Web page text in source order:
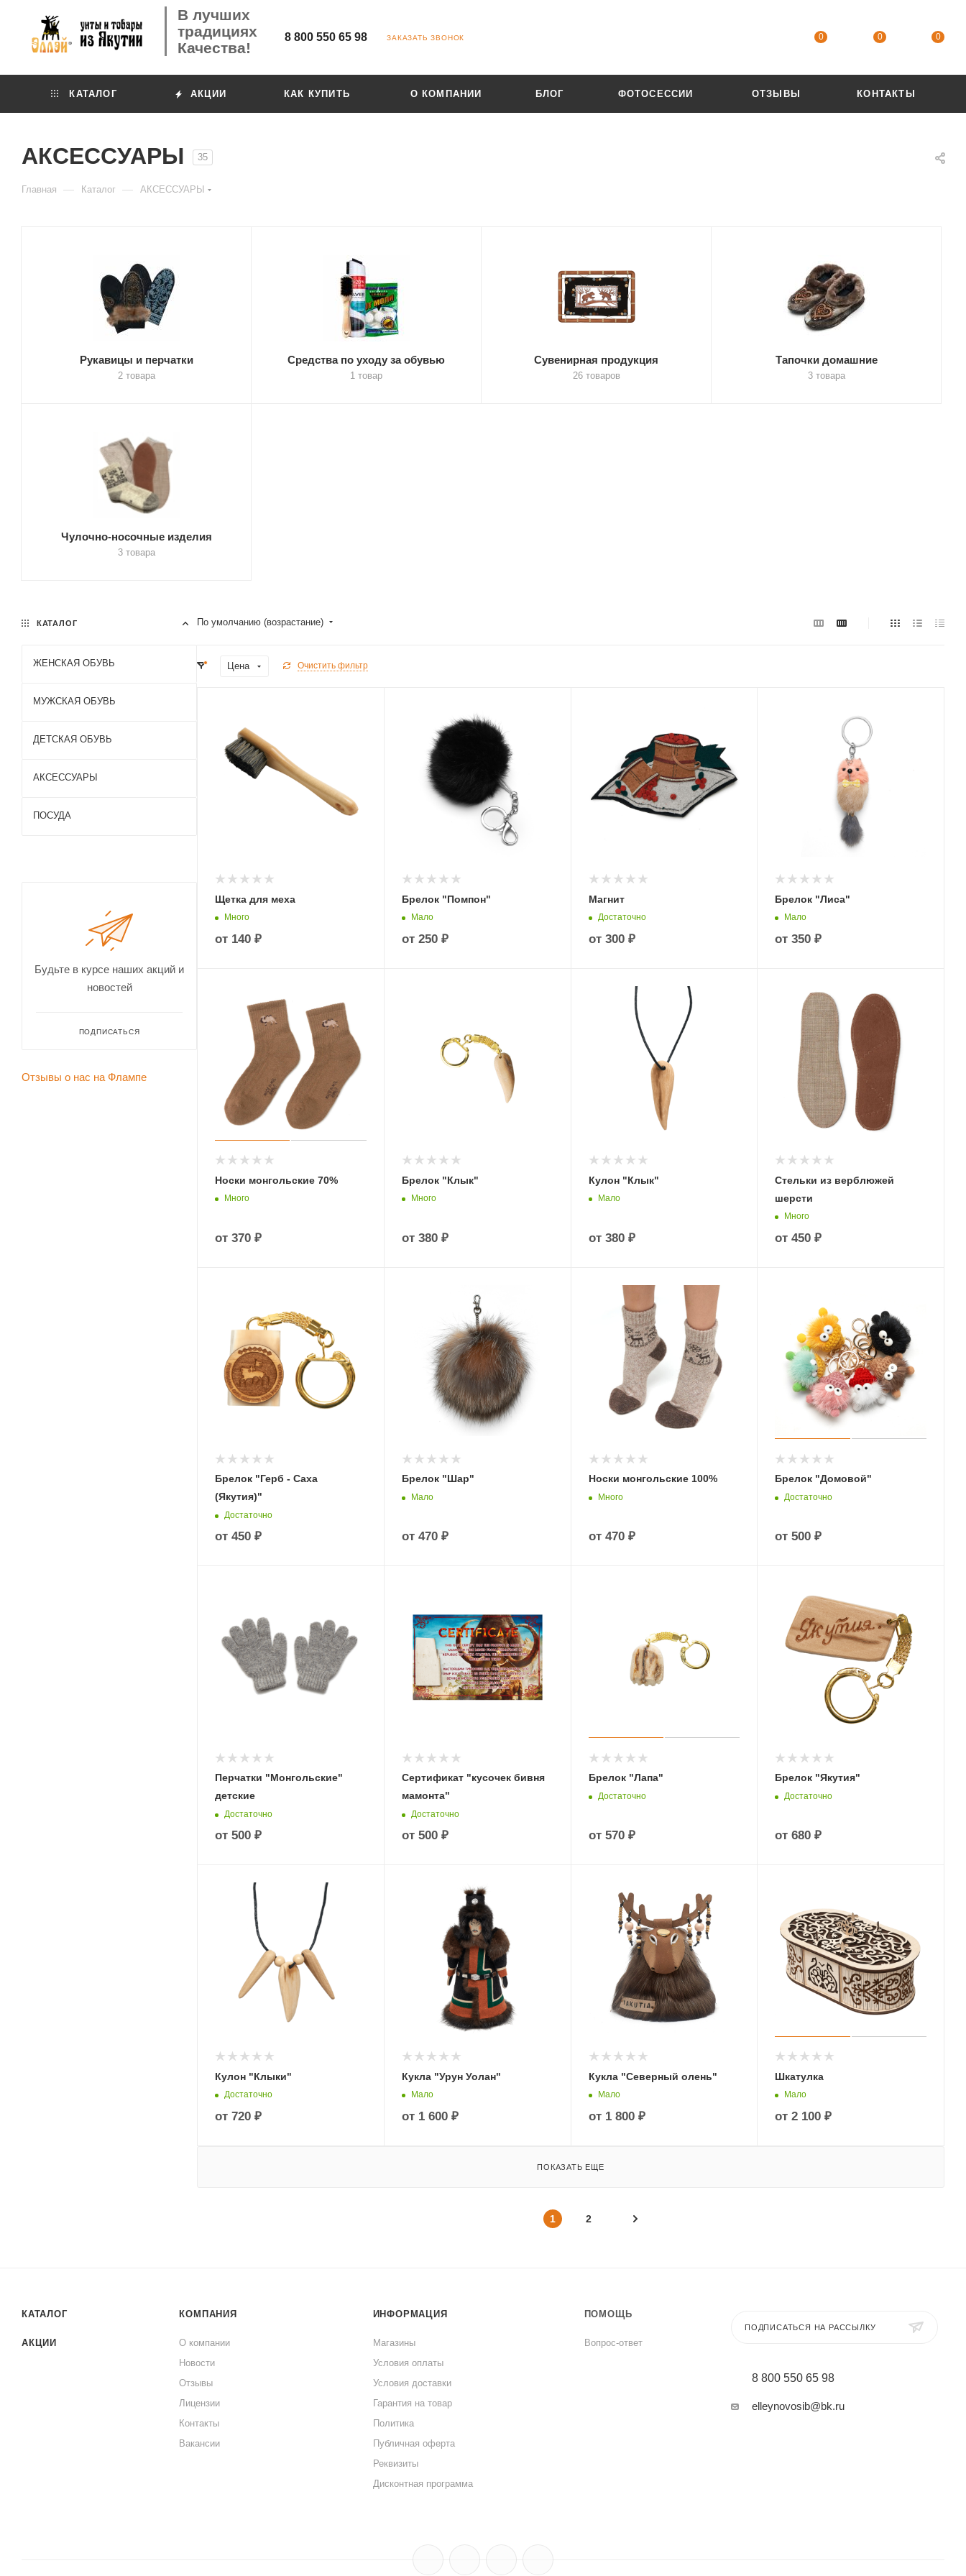
В лучших
традициях
Качества!
8 800 550 65 98 ЗАКАЗАТЬ ЗВОНОК 0 0 0
КАТАЛОГ АКЦИИ КАК КУПИТЬ О КОМПАНИИ БЛОГ ФОТОСЕССИИ ОТЗЫВЫ КОНТАКТЫ
АКСЕССУАРЫ 35
Главная — Каталог — АКСЕССУАРЫ
Рукавицы и перчатки
2 товара
Средства по уходу за обувью
1 товар
Сувенирная продукция
26 товаров
Тапочки домашние
3 товара
Чулочно-носочные изделия
3 товара
По умолчанию (возрастание)
Цена Очистить фильтр
Щетка для меха
Много
от 140 ₽
Брелок "Помпон"
Мало
от 250 ₽
Магнит
Достаточно
от 300 ₽
Брелок "Лиса"
Мало
от350 ₽
Носки монгольские 70%
Много
от 370 ₽
Брелок "Клык"
Много
от 380 ₽
Кулон "Клык"
Мало
от 380 ₽
Стельки из верблюжей
шерсти
Много
от450 ₽
Брелок "Герб - Саха
(Якутия)"
Достаточно
от 450 ₽
Брелок "Шар"
Мало
от 470 ₽
Носки монгольские 100%
Много
от 470 ₽
Брелок "Домовой"
Достаточно
от500 ₽
Перчатки "Монгольские"
детские
Достаточно
от 500 ₽
Сертификат "кусочек бивня
мамонта"
Достаточно
от 500 ₽
Брелок "Лапа"
Достаточно
от 570 ₽
Брелок "Якутия"
Достаточно
от680 ₽
Кулон "Клыки"
Достаточно
от 720 ₽
Кукла "Урун Уолан"
Мало
от 1 600 ₽
Кукла "Северный олень"
Мало
от 1 800 ₽
Шкатулка
Мало
от2 100 ₽
ПОКАЗАТЬ ЕЩЕ
1 2
КАТАЛОГ
ЖЕНСКАЯ ОБУВЬ
МУЖСКАЯ ОБУВЬ
ДЕТСКАЯ ОБУВЬ
АКСЕССУАРЫ
ПОСУДА
Будьте в курсе наших акций и
новостей
ПОДПИСАТЬСЯ
Отзывы о нас на Флампе
КАТАЛОГ
АКЦИИ
КОМПАНИЯ
О компании
Новости
Отзывы
Лицензии
Контакты
Вакансии
ИНФОРМАЦИЯ
Магазины
Условия оплаты
Условия доставки
Гарантия на товар
Политика
Публичная оферта
Реквизиты
Дисконтная программа
ПОМОЩЬ
Вопрос-ответ
ПОДПИСАТЬСЯ НА РАССЫЛКУ
8 800 550 65 98
elleynovosib@bk.ru